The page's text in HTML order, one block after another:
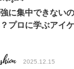
に集中できない
プロに学ぶアイ
2025.12.15